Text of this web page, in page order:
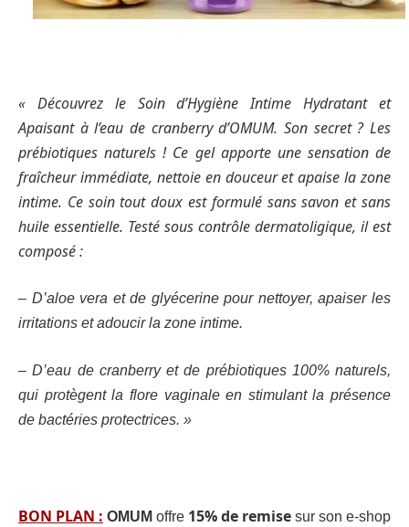
« Découvrez le Soin d’Hygiène Intime Hydratant et
Apaisant à l’eau de cranberry d’OMUM. Son secret ? Les
prébiotiques naturels ! Ce gel apporte une sensation de
fraîcheur immédiate, nettoie en douceur et apaise la zone
intime. Ce soin tout doux est formulé sans savon et sans
huile essentielle. Testé sous contrôle dermatoligique, il est
composé :
– D’aloe vera et de glyécerine pour nettoyer, apaiser les
irritations et adoucir la zone intime.
– D’eau de cranberry et de prébiotiques 100% naturels,
qui protègent la flore vaginale en stimulant la présence
de bactéries protectrices. »
BON PLAN : OMUM offre 15% de remise sur son e-shop